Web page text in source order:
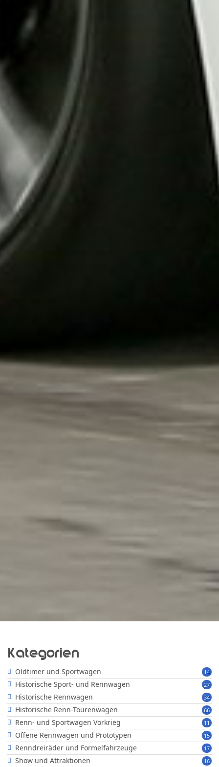
Kategorien
14
Oldtimer und Sportwagen
27
Historische Sport- und Rennwagen
34
Historische Rennwagen
66
Historische Renn-Tourenwagen
11
Renn- und Sportwagen Vorkrieg
15
Offene Rennwagen und Prototypen
17
Renndreiräder und Formelfahrzeuge
16
Show und Attraktionen